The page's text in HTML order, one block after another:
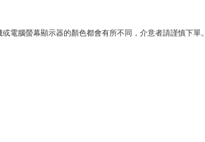
電腦螢幕顯示器的顏色都會有所不同，介意者請謹慎下單。